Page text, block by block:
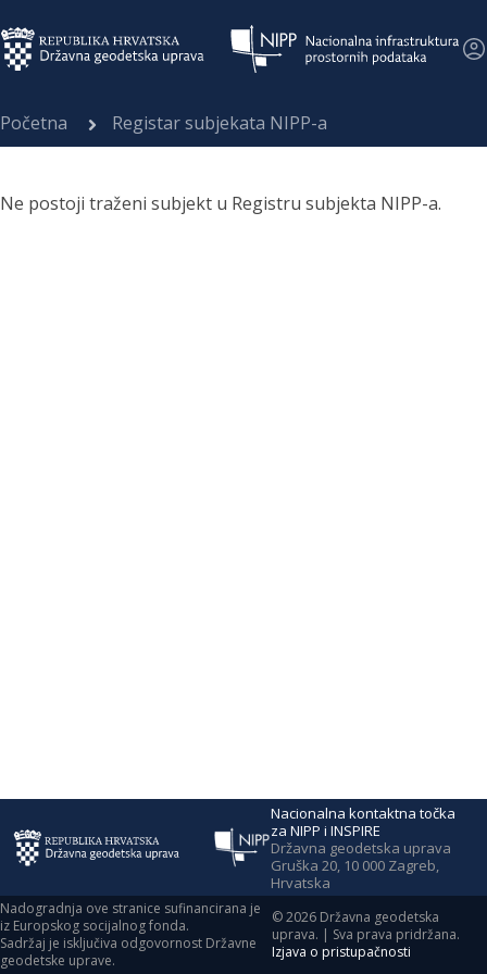
Početna Registar subjekata NIPP-a
Ne postoji traženi subjekt u Registru subjekta NIPP-a.
Nacionalna kontaktna točka
za NIPP i INSPIRE
Državna geodetska uprava
Gruška 20, 10 000 Zagreb,
Hrvatska
Nadogradnja ove stranice sufinancirana je
iz Europskog socijalnog fonda.
Sadržaj je isključiva odgovornost Državne
geodetske uprave.
©2026 Državna geodetska
uprava. | Sva prava pridržana.
Izjava o pristupačnosti